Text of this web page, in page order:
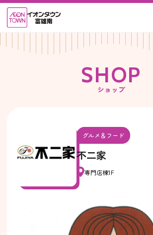
SHOP
ショップ
グルメ＆フード
不二家
専門店棟1F